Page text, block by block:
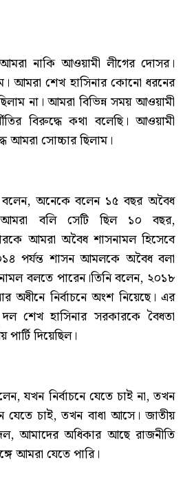
নাকি আওয়ামী লীগের দোসর।
আমরা শেখ হাসিনার কোনো ধরনের
না। আমরা বিভিন্ন সময় আওয়ামী
বিরুদ্ধে কথা বলেছি। আওয়ামী
আমরা সোচ্চার ছিলাম।
বলেন, অনেকে বলেন ১৫ বছর অবৈধ
বলি সেটি ছিল ১০ বছর,
আমরা অবৈধ শাসনামল হিসেবে
পর্যন্ত শাসন আমলকে অবৈধ বলা
বলতে পারেন।তিনি বলেন, ২০১৮
অধীনে নির্বাচনে অংশ নিয়েছে। এর
শেখ হাসিনার সরকারকে বৈধতা
দিয়েছিল।
যখন নির্বাচনে যেতে চাই না, তখন
চাই, তখন বাধা আসে। জাতীয়
আমাদের অধিকার আছে রাজনীতি
আমরা যেতে পারি।